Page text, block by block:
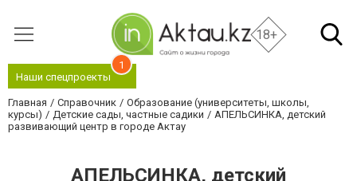
18+
Наши спецпроекты
1
Главная Справочник
Образование (университеты, школы,
курсы)
Детские сады, частные садики
АПЕЛЬСИНКА, детский
развивающий центр в городе Актау
АПЕЛЬСИНКА, детский